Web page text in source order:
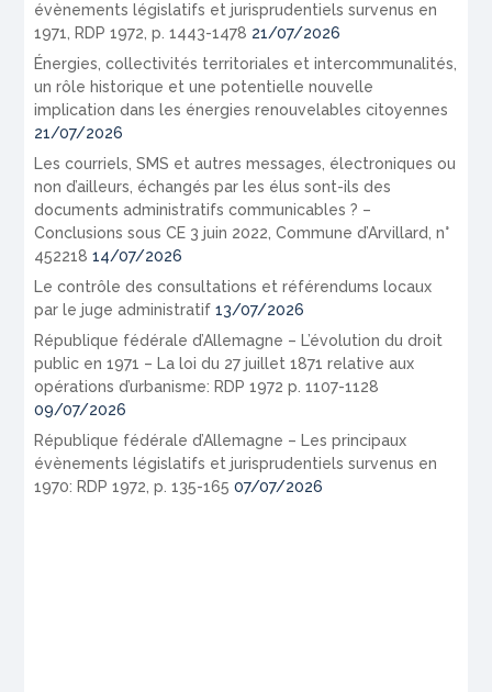
évènements législatifs et jurisprudentiels survenus en
1971, RDP 1972, p. 1443-1478 21/07/2026
Énergies, collectivités territoriales et intercommunalités,
un rôle historique et une potentielle nouvelle
implication dans les énergies renouvelables citoyennes
21/07/2026
Les courriels, SMS et autres messages, électroniques ou
non d’ailleurs, échangés par les élus sont-ils des
documents administratifs communicables ? –
Conclusions sous CE 3 juin 2022, Commune d’Arvillard, n°
452218 14/07/2026
Le contrôle des consultations et référendums locaux
par le juge administratif 13/07/2026
République fédérale d’Allemagne – L’évolution du droit
public en 1971 – La loi du 27 juillet 1871 relative aux
opérations d’urbanisme: RDP 1972 p. 1107-1128
09/07/2026
République fédérale d’Allemagne – Les principaux
évènements législatifs et jurisprudentiels survenus en
1970: RDP 1972, p. 135-165 07/07/2026